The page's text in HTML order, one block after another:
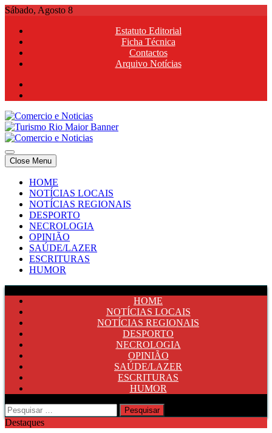
Skip
content
Sábado, Agosto 8
Estatuto Editorial
Ficha Técnica
Contactos
Arquivo Notícias
Comercio e Noticias
Notícias e Publicidade Online
Comercio e Noticias
Notícias e Publicidade Online
Close Menu
HOME
NOTÍCIAS LOCAIS
NOTÍCIAS REGIONAIS
DESPORTO
NECROLOGIA
OPINIÃO
SAÚDE/LAZER
ESCRITURAS
HUMOR
HOME
NOTÍCIAS LOCAIS
NOTÍCIAS REGIONAIS
DESPORTO
NECROLOGIA
OPINIÃO
SAÚDE/LAZER
ESCRITURAS
HUMOR
Pesquisar
por:
Destaques